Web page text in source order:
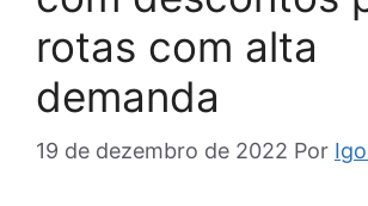
rotas com alta
demanda
19 de dezembro de 2022 Por